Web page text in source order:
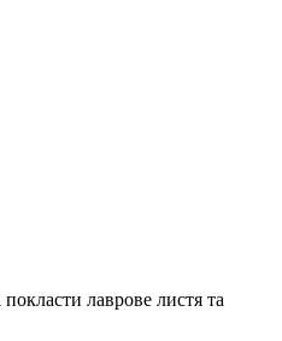
лаврове листя та